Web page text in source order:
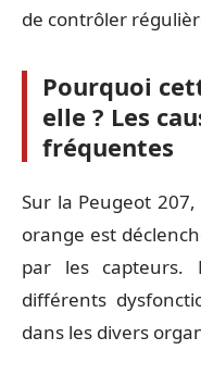
de contrôler
Pourquoi
elle ? Les
fréquentes
Sur la Peugeot
orange est
par les capteurs.
différents
dans les divers